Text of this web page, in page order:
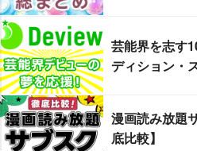
芸能界を志す
ディション・
漫画読み放題
底比較】